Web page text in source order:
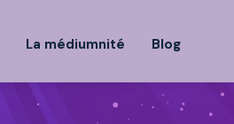
La médiumnité Blog